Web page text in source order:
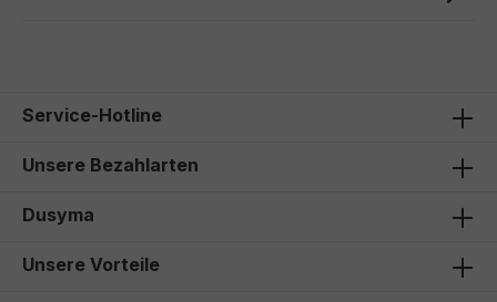
Service-Hotline
Unsere Bezahlarten
Dusyma
Unsere Vorteile